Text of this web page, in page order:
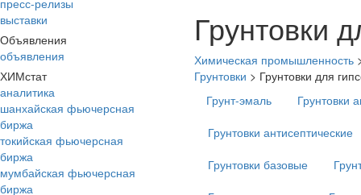
пресс-релизы
выставки
Объявления
объявления
ХИМстат
аналитика
шанхайская фьючерсная
биржа
токийская фьючерсная
биржа
мумбайская фьючерсная
биржа
Грунтовки
Химическая промышленность
Грунтовки > Грунтовки для
Грунт-эмаль
Грунтовки
Грунтовки антисептические
Грунтовки базовые